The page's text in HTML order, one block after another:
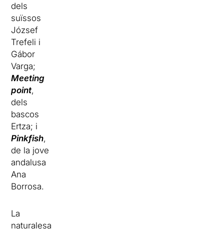
dels
suïssos
József
Trefeli i
Gábor
Varga;
Meeting
point,
dels
bascos
Ertza; i
Pinkfish,
de la jove
andalusa
Ana
Borrosa.
La
naturalesa